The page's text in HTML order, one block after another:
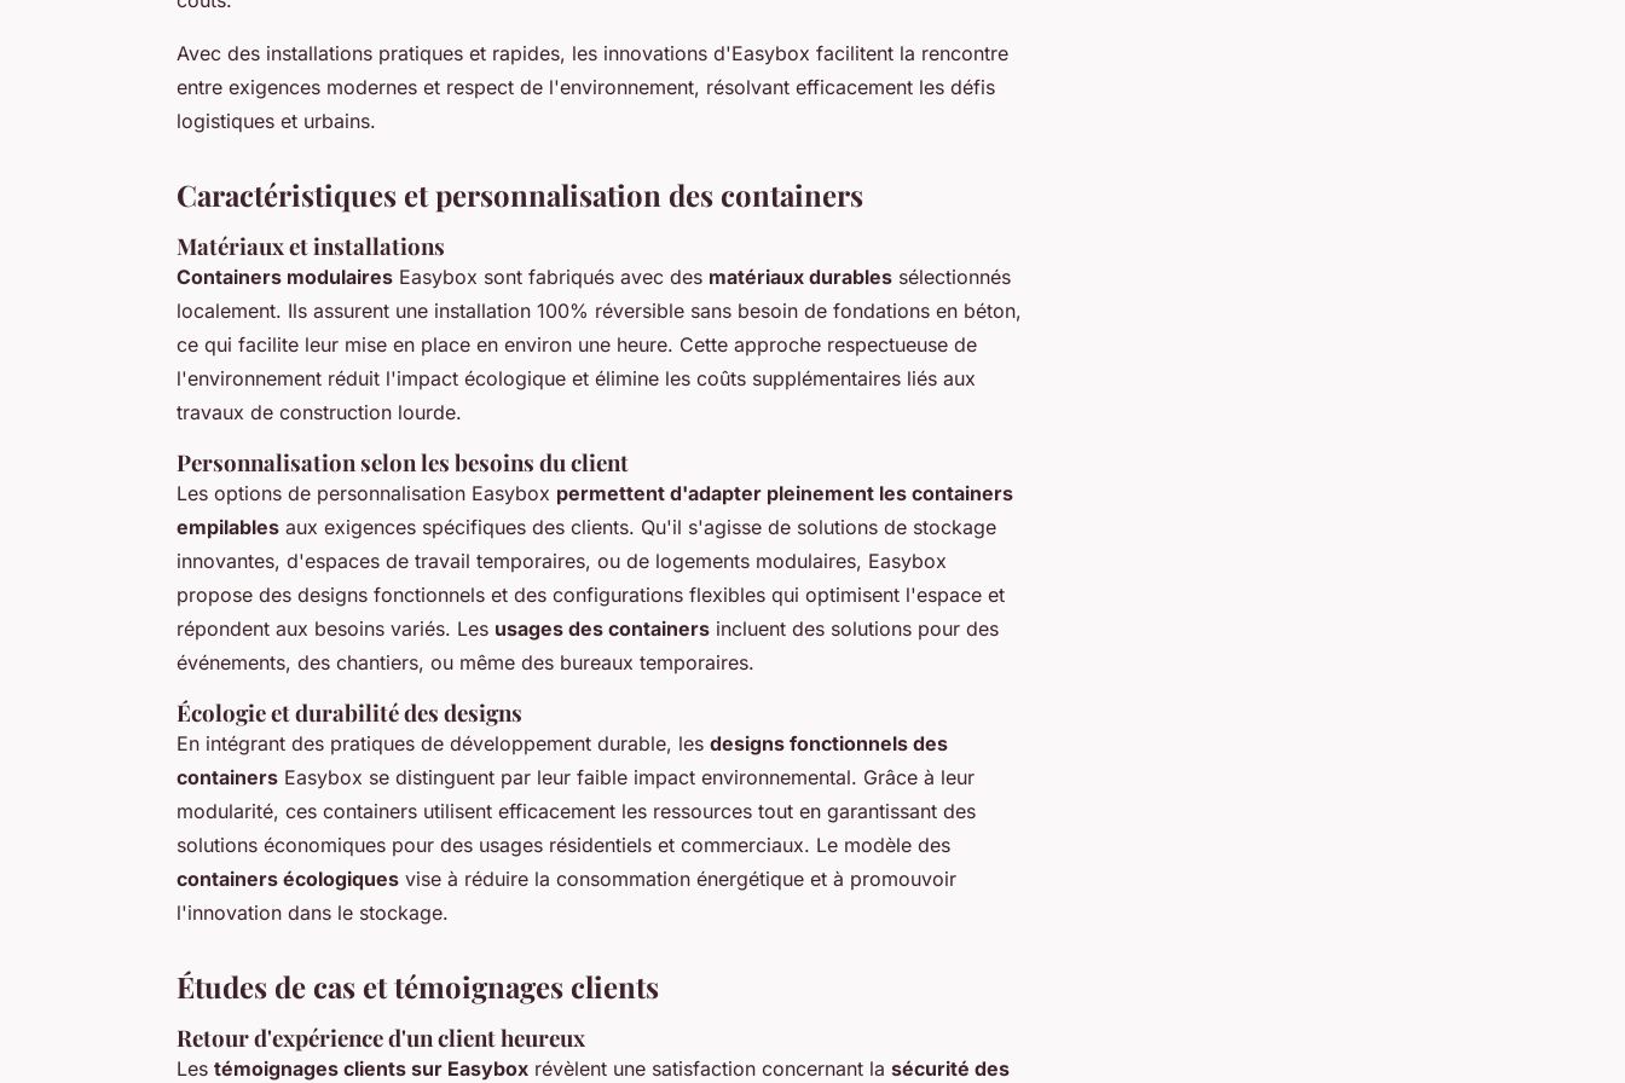
Avec des installations pratiques et rapides, les innovations d'Easybox facilitent la rencontre
entre exigences modernes et respect de l'environnement, résolvant efficacement les défis
logistiques et urbains.
Caractéristiques et personnalisation des containers
Matériaux et installations
Containers modulaires Easybox sont fabriqués avec des matériaux durables sélectionnés
localement. Ils assurent une installation 100% réversible sans besoin de fondations en béton,
ce qui facilite leur mise en place en environ une heure. Cette approche respectueuse de
l'environnement réduit l'impact écologique et élimine les coûts supplémentaires liés aux
travaux de construction lourde.
Personnalisation selon les besoins du client
Les options de personnalisation Easybox permettent d'adapter pleinement les containers
empilables aux exigences spécifiques des clients. Qu'il s'agisse de solutions de stockage
innovantes, d'espaces de travail temporaires, ou de logements modulaires, Easybox
propose des designs fonctionnels et des configurations flexibles qui optimisent l'espace et
répondent aux besoins variés. Les usages des containers incluent des solutions pour des
événements, des chantiers, ou même des bureaux temporaires.
Écologie et durabilité des designs
En intégrant des pratiques de développement durable, les designs fonctionnels des
containers Easybox se distinguent par leur faible impact environnemental. Grâce à leur
modularité, ces containers utilisent efficacement les ressources tout en garantissant des
solutions économiques pour des usages résidentiels et commerciaux. Le modèle des
containers écologiques vise à réduire la consommation énergétique et à promouvoir
l'innovation dans le stockage.
Études de cas et témoignages clients
Retour d'expérience d'un client heureux
Les témoignages clients sur Easybox révèlent une satisfaction concernant la sécurité des